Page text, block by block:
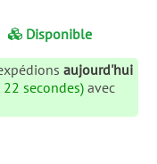
Disponible
aujourd'hui
secondes) avec